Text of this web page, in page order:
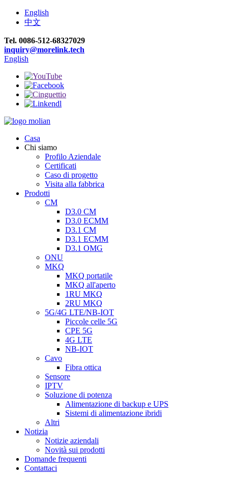
English
中文
Tel. 0086-512-68327029
inquiry@morelink.tech
English
Casa
Chi siamo
Profilo Aziendale
Certificati
Caso di progetto
Visita alla fabbrica
Prodotti
CM
D3.0 CM
D3.0 ECMM
D3.1 CM
D3.1 ECMM
D3.1 OMG
ONU
MKQ
MKQ portatile
MKQ all'aperto
1RU MKQ
2RU MKQ
5G/4G LTE/NB-IOT
Piccole celle 5G
CPE 5G
4G LTE
NB-IOT
Cavo
Fibra ottica
Sensore
IPTV
Soluzione di potenza
Alimentazione di backup e UPS
Sistemi di alimentazione ibridi
Altri
Notizia
Notizie aziendali
Novità sui prodotti
Domande frequenti
Contattaci